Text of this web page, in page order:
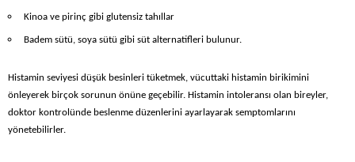
Kinoa ve pirinç gibi glutensiz tahıllar
Badem sütü, soya sütü gibi süt alternatifleri bulunur.
Histamin seviyesi düşük besinleri tüketmek, vücuttaki histamin birikimini
önleyerek birçok sorunun önüne geçebilir. Histamin intoleransı olan bireyler,
doktor kontrolünde beslenme düzenlerini ayarlayarak semptomlarını
yönetebilirler.